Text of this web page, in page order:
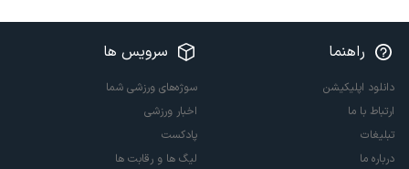
راهنما
دانلود اپلیکیشن
ارتباط با ما
تبلیغات
درباره ما
سرویس ها
سوژه‌های ورزشی شما
اخبار ورزشی
پادکست
لیگ ها و رقابت ها